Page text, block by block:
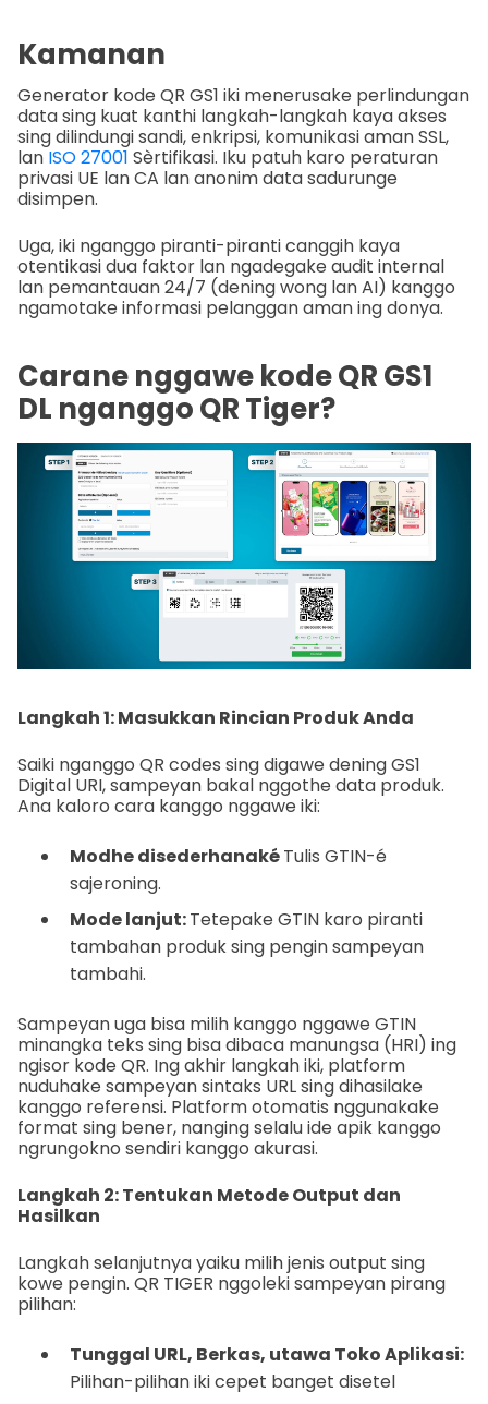
Kamanan
Generator kode QR GS1 iki menerusake perlindungan
data sing kuat kanthi langkah-langkah kaya akses
sing dilindungi sandi, enkripsi, komunikasi aman SSL,
lan ISO 27001 Sèrtifikasi. Iku patuh karo peraturan
privasi UE lan CA lan anonim data sadurunge
disimpen.
Uga, iki nganggo piranti-piranti canggih kaya
otentikasi dua faktor lan ngadegake audit internal
lan pemantauan 24/7 (dening wong lan AI) kanggo
ngamotake informasi pelanggan aman ing donya.
Carane nggawe kode QR GS1
DL nganggo QR Tiger?
Langkah 1: Masukkan Rincian Produk Anda
Saiki nganggo QR codes sing digawe dening GS1
Digital URI, sampeyan bakal nggothe data produk.
Ana kaloro cara kanggo nggawe iki:
Modhe disederhanakéTulis GTIN-é
sajeroning.
Mode lanjut:Tetepake GTIN karo piranti
tambahan produk sing pengin sampeyan
tambahi.
Sampeyan uga bisa milih kanggo nggawe GTIN
minangka teks sing bisa dibaca manungsa (HRI) ing
ngisor kode QR. Ing akhir langkah iki, platform
nuduhake sampeyan sintaks URL sing dihasilake
kanggo referensi. Platform otomatis nggunakake
format sing bener, nanging selalu ide apik kanggo
ngrungokno sendiri kanggo akurasi.
Langkah 2: Tentukan Metode Output dan
Hasilkan
Langkah selanjutnya yaiku milih jenis output sing
kowe pengin. QR TIGER nggoleki sampeyan pirang
pilihan:
Tunggal URL, Berkas, utawa Toko Aplikasi:
Pilihan-pilihan iki cepet banget disetel